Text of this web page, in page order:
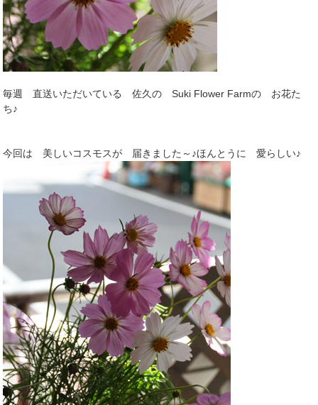
毎週 直送いただいている 佐久の Suki Flower Farmの お花た
ち♪
今回は 美しいコスモスが 届きました～♪ほんとうに 愛らしい♪